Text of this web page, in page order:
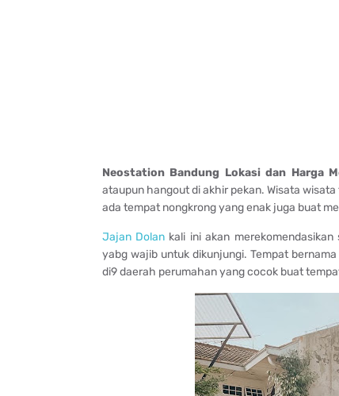
Neostation Bandung Lokasi dan Harga
ataupun hangout di akhir pekan. Wisata
ada tempat nongkrong yang enak juga buat
Jajan Dolan kali ini akan
yabg wajib untuk dikunjungi. Tempat bernama
di9 daerah perumahan yang cocok buat